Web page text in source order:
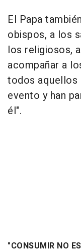
El Papa
obispos, a los
los religiosos,
acompañar a
todos aquellos
evento y han
él".
"CONSUMIR NO